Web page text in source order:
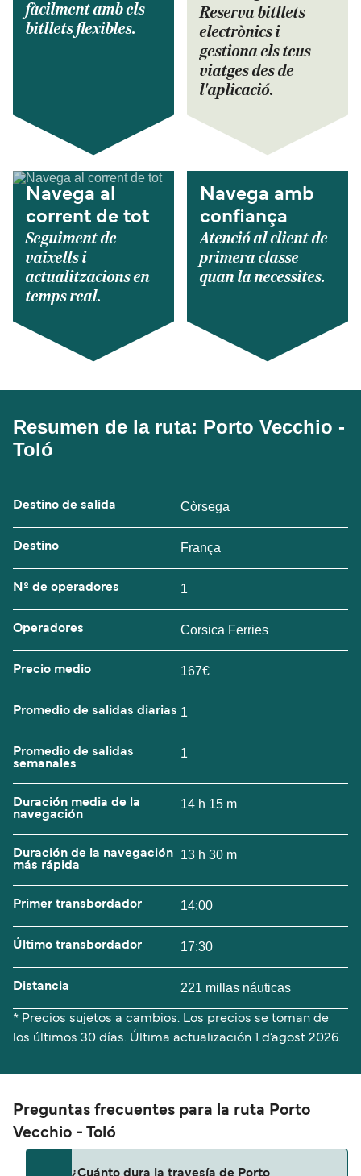
fàcilment amb els
bitllets flexibles.
Reserva bitllets
electrònics i
gestiona els teus
viatges des de
l'aplicació.
Navega al
corrent de tot
Seguiment de
vaixells i
actualitzacions en
temps real.
Navega amb
confiança
Atenció al client de
primera classe
quan la necessites.
Resumen de la ruta: Porto Vecchio -
Toló
Destino de salida Còrsega
Destino França
Nº de operadores 1
Operadores Corsica Ferries
Precio medio 167€
Promedio de salidas diarias 1
Promedio de salidas
semanales
1
Duración media de la
navegación
14 h 15 m
Duración de la navegación
más rápida
13 h 30 m
Primer transbordador 14:00
Último transbordador 17:30
Distancia 221 millas náuticas
* Precios sujetos a cambios. Los precios se toman de
los últimos 30 días. Última actualización
1 d’agost 2026.
Preguntas frecuentes para la ruta Porto
Vecchio - Toló
¿Cuánto dura la travesía de Porto